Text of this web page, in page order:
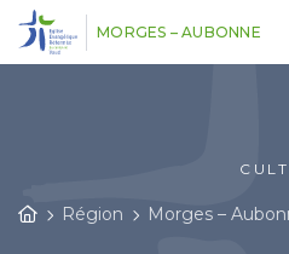
MORGES – AUBONNE
Région Morges –
Panneau de gestion des